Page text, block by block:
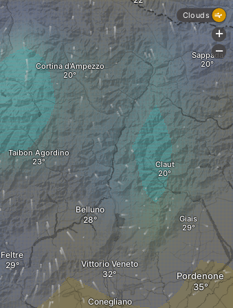
Feltre
Vittorio Veneto
Conegliano
Taibon Agordino
Claut
Belluno
Giais
Cortina d'Ampezzo
Pordenone
Sappada
Clouds
+
-